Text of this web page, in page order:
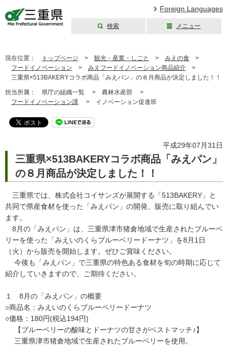
Foreign Languages
検索 メニュー
現在位置： トップページ > 観光・産業・しごと > みえの食 >
フードイノベーション > みえフードイノベーション商品紹介 >
三重県×513BAKERYコラボ商品「みえパン」の８月商品が決定しました！！
担当所属： 県庁の組織一覧 > 農林水産部 >
フードイノベーション課 > イノベーション促進班
平成29年07月31日
三重県×513BAKERYコラボ商品「みえパン」
の８月商品が決定しました！！
三重県では、株式会社コイサンズが展開する「513BAKERY」と
共同で県産食材を使った「みえパン」の開発、販売に取り組んでい
ます。
8月の「みえパン」は、三重県津市猪倉地域で生産されたブルーベ
リーを使った「みえいのくらブルーベリードーナツ」を8月1日
（火）から販売を開始します。ぜひご賞味ください。
今後も「みえパン」で三重県の特色ある食材を旬の時期に応じて
紹介していきますので、ご期待ください。
１ 8月の「みえパン」の概要
○商品名：みえいのくらブルーベリードーナツ
○価格：180円(税込194円)
【ブルーベリーの酸味とドーナツの甘さがベストマッチ♪】
三重県津市猪倉地域で生産されたブルーベリーを使用。